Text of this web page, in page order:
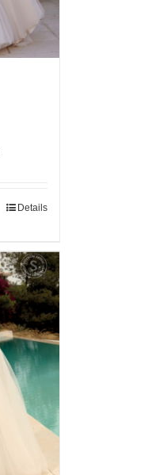
Details